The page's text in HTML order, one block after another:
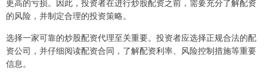
的风险，并制定合理的投资策略。
选择一家可靠的炒股配资代理至关重要。投资者应选择正规合法的配
资公司，并仔细阅读配资合同，了解配资利率、风险控制措施等重要
信息。